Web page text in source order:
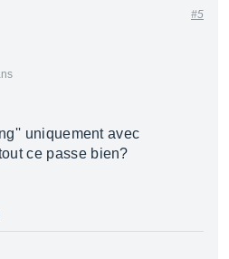
#5
uniquement avec
ce passe bien?